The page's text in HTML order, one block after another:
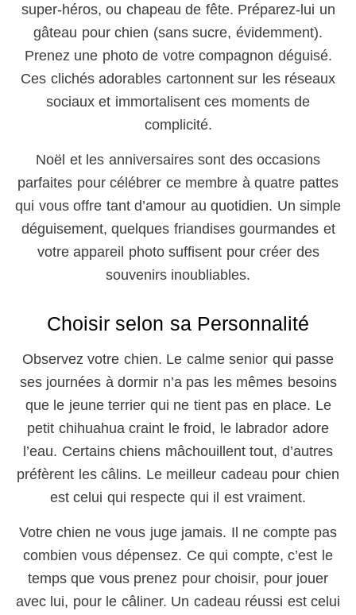
super-héros, ou chapeau de fête. Préparez-lui un
gâteau pour chien (sans sucre, évidemment).
Prenez une photo de votre compagnon déguisé.
Ces clichés adorables cartonnent sur les réseaux
sociaux et immortalisent ces moments de
complicité.
Noël et les anniversaires sont des occasions
parfaites pour célébrer ce membre à quatre pattes
qui vous offre tant d’amour au quotidien. Un simple
déguisement, quelques friandises gourmandes et
votre appareil photo suffisent pour créer des
souvenirs inoubliables.
Choisir selon sa Personnalité
Observez votre chien. Le calme senior qui passe
ses journées à dormir n’a pas les mêmes besoins
que le jeune terrier qui ne tient pas en place. Le
petit chihuahua craint le froid, le labrador adore
l’eau. Certains chiens mâchouillent tout, d’autres
préfèrent les câlins. Le meilleur cadeau pour chien
est celui qui respecte qui il est vraiment.
Votre chien ne vous juge jamais. Il ne compte pas
combien vous dépensez. Ce qui compte, c’est le
temps que vous prenez pour choisir, pour jouer
avec lui, pour le câliner. Un cadeau réussi est celui